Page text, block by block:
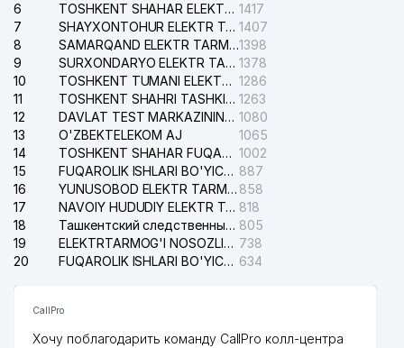
6
TOSHKENT SHAHAR ELEKTR TARMOQLARI KORXONASI AJ 1417
7
SHAYXONTOHUR ELEKTR TARMOG'I NOSOZLIKLARINI TUZATISH XIZMATI 1407
8
SAMARQAND ELEKTR TARMOQLARI AJ1398
9
SURXONDARYO ELEKTR TARMOQLARI AJ 1378
10
TOSHKENT TUMANI ELEKTR TARMOG'I AVARIYA XIZMATI 1286
11
TOSHKENT SHAHRI TASHKILOT TELEFONLARI HAQIDA MA'LUMOT BYUROSI 1263
12
DAVLAT TEST MARKAZINING ISHONCH TELEFONLARI 1080
13
O'ZBEKTELEKOM AJ
1065
14
TOSHKENT SHAHAR FUQAROLIK ISHLARI BO'YICHA SUDI 1002
15
FUQAROLIK ISHLARI BO'YICHA YAKKASAROY TUMANLARARO SUDI 887
16
YUNUSOBOD ELEKTR TARMOG'I NOSOZLIKLARI XIZMATI 858
17
NAVOIY HUDUDIY ELEKTR TARMOQLARI KORXONASI AJ 818
18
Ташкентский следственный изолятор 805
19
ELEKTRTARMOG'I NOSOZLIKLARINI TO'ZATISH SERGELI XIZMATI 738
20
FUQAROLIK ISHLARI BO'YICHA UCH-TEPA TUMANI SUDI 634
CallPro
Хочу поблагодарить команду CallPro колл-центра